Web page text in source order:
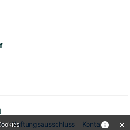
Haftungsausschluss
Kontakt